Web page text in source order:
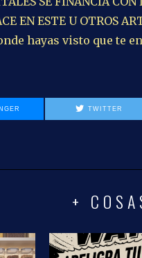
EN ESTE U
hayas visto que te
TWITTER
+